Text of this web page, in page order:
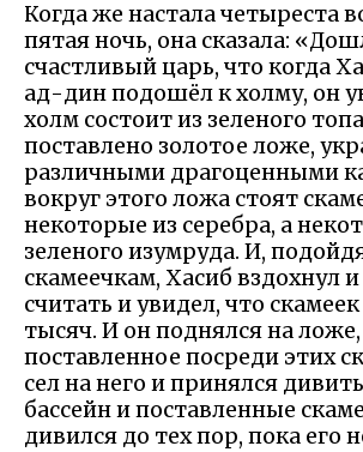
Когда же настала четыреста
пятая ночь, она сказала:
счастливый царь, что когда
ад-дин подошёл к холму, он
холм состоит из зеленого
поставлено золотое ложе,
различными драгоценными
вокруг этого ложа стоят
некоторые из серебра, а
зеленого изумруда. И,
скамеечкам, Хасиб вздохнул и
считать и увидел, что
тысяч. И он поднялся на ложе,
поставленное посреди этих
сел на него и принялся
бассейн и поставленные
дивился до тех пор, пока его